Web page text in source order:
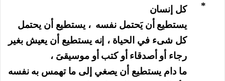
*
كل إنسان
يستطيع أن يَحتمل نفسه ، يستطيع أن يحتمل
كل شىء في الحياة ، إنه يستطيع أن يعيش بغير
رجاء أو أصدقاء أو كتب أو موسيقىََ ،
ما دام يستطيع أن يصغي إلى ما تهمس به نفسه